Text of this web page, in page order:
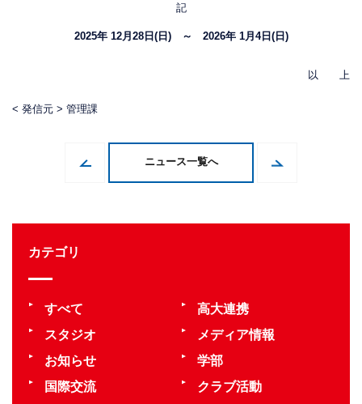
記
2025年 12月28日(日) ～ 2026年 1月4日(日)
以 上
< 発信元 > 管理課
ニュース一覧へ
カテゴリ
すべて
高大連携
スタジオ
メディア情報
お知らせ
学部
国際交流
クラブ活動